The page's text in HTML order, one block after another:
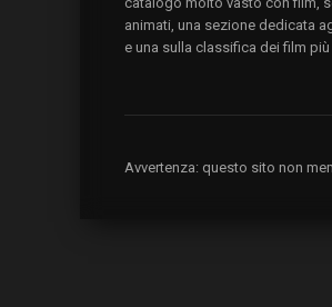
animati, una sezione dedicata
e una sulla classifica dei film
Avvertenza: questo sito non